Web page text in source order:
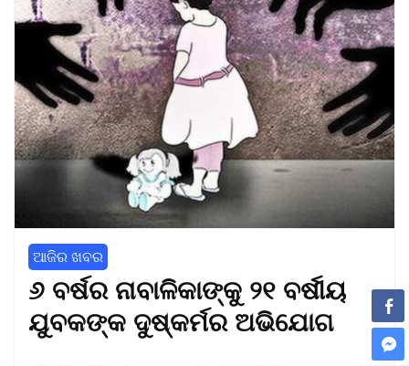
ଆଜିର ଖବର
୬ ବର୍ଷର ନାବାଳିକାଙ୍କୁ ୨୧ ବର୍ଷୀୟ
ଯୁବକଙ୍କ ଦୁଷ୍କର୍ମର ଅଭିଯୋଗ